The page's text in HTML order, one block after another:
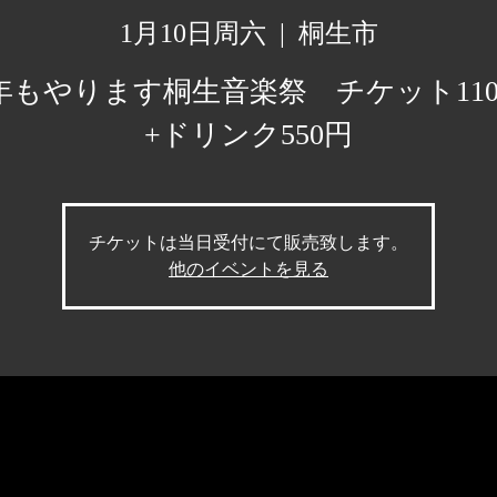
1月10日周六
  |
桐生市
もやります桐生音楽祭 チケット
+ドリンク550円
チケットは当日受付にて販売致します。
他のイベントを見る